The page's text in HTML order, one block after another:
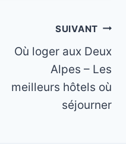
SUIVANT
Où loger aux Deux
Alpes – Les
meilleurs hôtels où
séjourner